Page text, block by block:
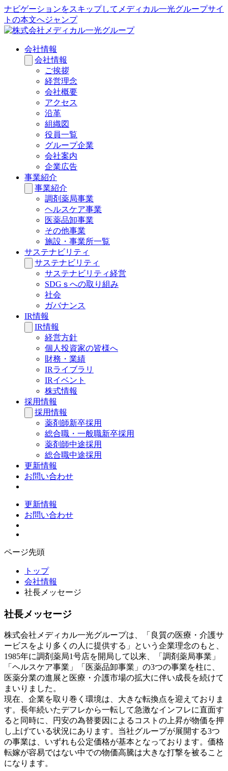
ナビゲーションをスキップしてメディカル一光グループサイ
トの本文へジャンプ
会社情報
会社情報
ご挨拶
経営理念
会社概要
アクセス
沿革
組織図
役員一覧
グループ企業
会社案内
企業広告
事業紹介
事業紹介
調剤薬局事業
ヘルスケア事業
医薬品卸事業
その他事業
施設・事業所一覧
サステナビリティ
サステナビリティ
サステナビリティ経営
SDGｓへの取り組み
社会
ガバナンス
IR情報
IR情報
経営方針
個人投資家の皆様へ
財務・業績
IRライブラリ
IRイベント
株式情報
採用情報
採用情報
薬剤師新卒採用
総合職・一般職新卒採用
薬剤師中途採用
総合職中途採用
更新情報
お問い合わせ
更新情報
お問い合わせ
ページ先頭
トップ
会社情報
社長メッセージ
社長メッセージ
株式会社メディカル一光グループは、「良質の医療・介護サ
ービスをより多くの人に提供する」という企業理念のもと、
1985年に調剤薬局1号店を開局して以来、「調剤薬局事業」
「ヘルスケア事業」「医薬品卸事業」の3つの事業を柱に、
医薬分業の進展と医療・介護市場の拡大に伴い成長を続けて
まいりました。
現在、企業を取り巻く環境は、大きな転換点を迎えておりま
す。長年続いたデフレから一転して急激なインフレに直面す
ると同時に、円安の為替要因によるコストの上昇が物価を押
し上げている状況にあります。当社グループが展開する3つ
の事業は、いずれも公定価格が基本となっております。価格
転嫁が容易ではない中での物価高騰は大きな打撃を被ること
になります。